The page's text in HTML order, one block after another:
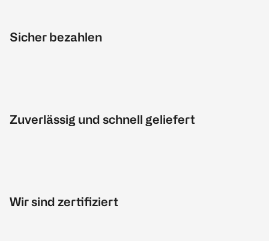
Sicher bezahlen
Zuverlässig und schnell geliefert
Wir sind zertifiziert